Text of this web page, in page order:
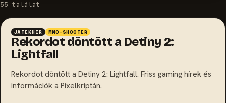
55 találat
JÁTÉKHÍR MMO-SHOOTER
Rekordot döntött a Detiny 2:
Lightfall
Rekordot döntött a Detiny 2: Lightfall. Friss gaming hírek és
információk a Pixelkriptán.